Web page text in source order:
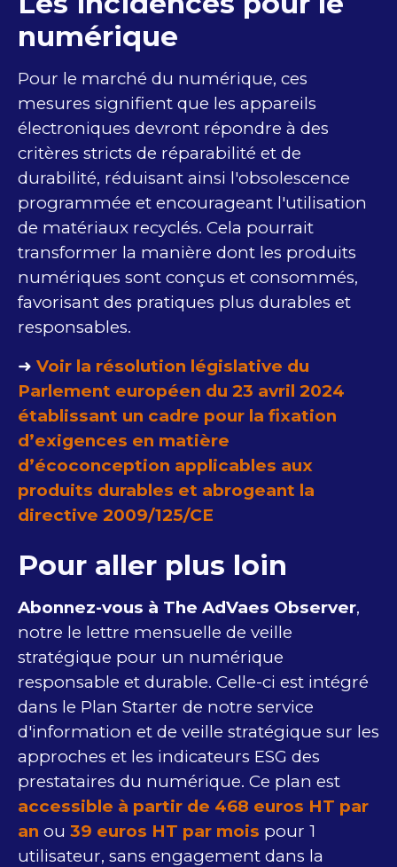
numérique
Pour le marché du numérique, ces
mesures signifient que les appareils
électroniques devront répondre à des
critères stricts de réparabilité et de
durabilité, réduisant ainsi l'obsolescence
programmée et encourageant l'utilisation
de matériaux recyclés. Cela pourrait
transformer la manière dont les produits
numériques sont conçus et consommés,
favorisant des pratiques plus durables et
responsables.
➜ Voir la résolution législative du
Parlement européen du 23 avril 2024
établissant un cadre pour la fixation
d’exigences en matière
d’écoconception applicables aux
produits durables et abrogeant la
directive 2009/125/CE
Pour aller plus loin
Abonnez-vous à The AdVaes Observer,
notre le lettre mensuelle de veille
stratégique pour un numérique
responsable et durable. Celle-ci est intégré
dans le Plan Starter de notre service
d'information et de veille stratégique sur les
approches et les indicateurs ESG des
prestataires du numérique. Ce plan est
accessible à partir de 468 euros HT par
an ou 39 euros HT par mois pour 1
utilisateur, sans engagement dans la